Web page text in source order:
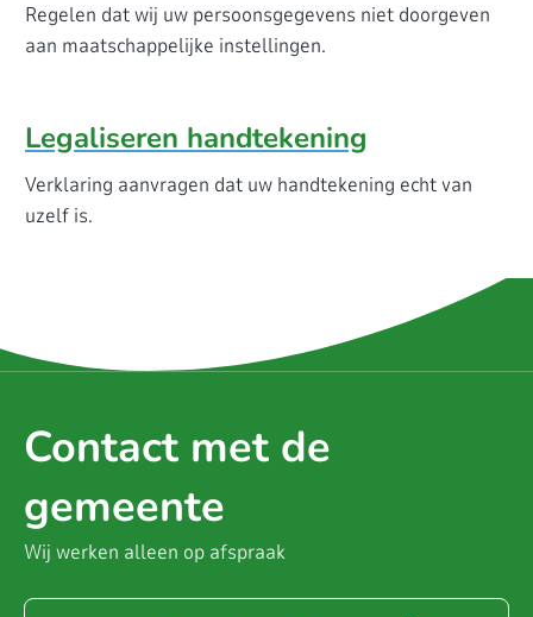
Regelen dat wij uw persoonsgegevens niet doorgeven
aan maatschappelijke instellingen.
Legaliseren handtekening
Verklaring aanvragen dat uw handtekening echt van
uzelf is.
Contact met de
gemeente
Wij werken alleen op afspraak